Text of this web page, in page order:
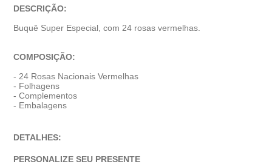
DESCRIÇÃO:
Buquê Super Especial, com 24 rosas vermelhas.
COMPOSIÇÃO:
- 24 Rosas Nacionais Vermelhas
- Folhagens
- Complementos
- Embalagens
DETALHES:
PERSONALIZE SEU PRESENTE